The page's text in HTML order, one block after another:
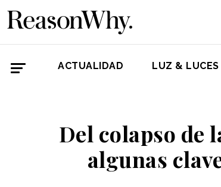
ACTUALIDAD LUZ & LUCES
Del colapso de
algunas